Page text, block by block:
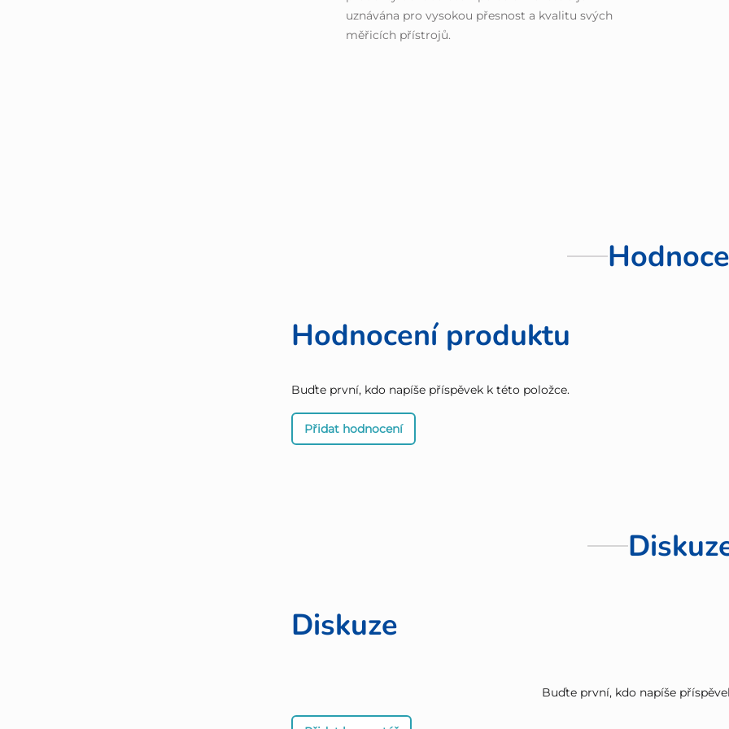
uznávána pro vysokou přesnost a kvalitu svých
měřicích přístrojů.
Hodnocení produktu
Buďte první, kdo napíše příspěvek k této položce.
Přidat hodnocení
Diskuze
Buďte první, kdo napíše